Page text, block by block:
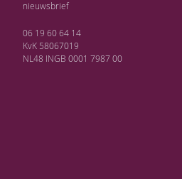
nieuwsbrief
06 19 60 64 14
KvK 58067019
NL48 INGB 0001 7987 00